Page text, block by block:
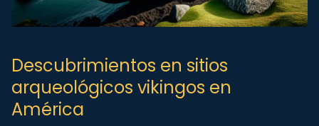
Descubrimientos en sitios
arqueológicos vikingos en
América